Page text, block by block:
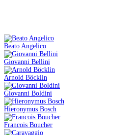
Beato Angelico
Giovanni Bellini
Arnold Böcklin
Giovanni Boldini
Hieronymus Bosch
Francois Boucher